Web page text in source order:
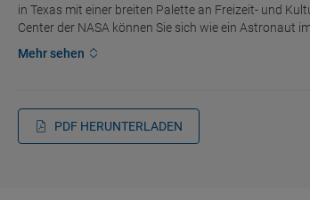
in Texas mit einer breiten Palette an Freizeit- und
Center der NASA können Sie sich wie ein Astronaut
Mehr sehen
PDF HERUNTERLADEN